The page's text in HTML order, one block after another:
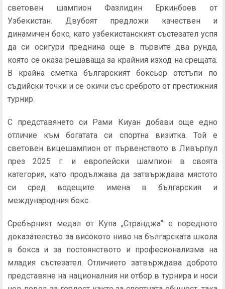
световен шампион Фазлидин Еркинбоев от
Узбекистан. Двубоят предложи качествен и
динамичен бокс, като узбекистанският състезател успя
да си осигури преднина още в първите два рунда,
която се оказа решаваща за крайния изход на срещата.
В крайна сметка българският боксьор отстъпи по
съдийски точки и се окичи със среброто от престижния
турнир.
С представянето си Рами Киуан добави още едно
отличие към богатата си спортна визитка. Той е
световен вицешампион от първенството в Ливърпул
през 2025 г. и европейски шампион в своята
категория, като продължава да затвърждава мястото
си сред водещите имена в българския и
международния бокс.
Сребърният медал от Купа „Странджа“ е поредното
доказателство за високото ниво на българската школа
в бокса и за постоянството и професионализма на
младия състезател. Отличието затвърждава доброто
представяне на националния ни отбор в турнира и носи